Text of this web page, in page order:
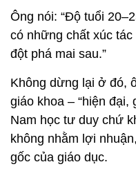
Ông nói: “Độ tuổi
có những chất xúc
đột phá mai sau.”
Không dừng lại ở đó,
giáo khoa – “hiện đại,
Nam học tư duy chứ
không nhằm lợi
gốc của giáo dục.